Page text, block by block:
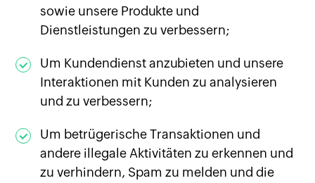
sowie unsere Produkte und
Dienstleistungen zu verbessern;
Um Kundendienst anzubieten und unsere
Interaktionen mit Kunden zu analysieren
und zu verbessern;
Um betrügerische Transaktionen und
andere illegale Aktivitäten zu erkennen und
zu verhindern, Spam zu melden und die